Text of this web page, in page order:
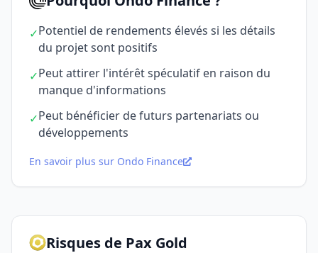
✓Potentiel de rendements élevés si les détails
du projet sont positifs
✓Peut attirer l'intérêt spéculatif en raison du
manque d'informations
✓Peut bénéficier de futurs partenariats ou
développements
En savoir plus sur Ondo Finance
Risques de Pax Gold